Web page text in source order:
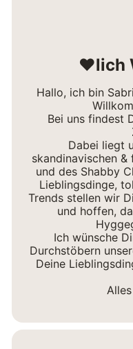
❤lich
Hallo, ich bin
Bei uns findest
Dabei liegt
skandinavischen
und des Shabby
Lieblingsdinge,
Trends stellen wir
und hoffen,
Ich wünsche
Durchstöbern
Deine